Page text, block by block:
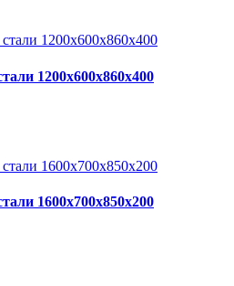
1200х600х860х400
1600х700х850х200